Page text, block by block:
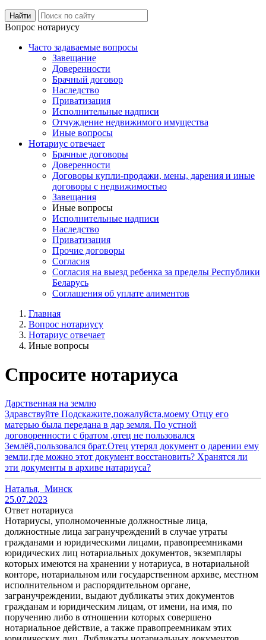
Вопрос нотариусу
Часто задаваемые вопросы
Завещание
Доверенности
Брачный договор
Наследство
Приватизация
Исполнительные надписи
Отчуждение недвижимого имущества
Иные вопросы
Нотариус отвечает
Брачные договоры
Доверенности
Договоры купли-продажи, мены, дарения и иные
договоры с недвижимостью
Завещания
Иные вопросы
Исполнительные надписи
Наследство
Приватизация
Прочие договоры
Согласия
Согласия на выезд ребенка за пределы Республики
Беларусь
Соглашения об уплате алиментов
Главная
Вопрос нотариусу
Нотариус отвечает
Иные вопросы
Спросите нотариуса
Дарственная на землю
Здравствуйте Подскажите,пожалуйста,моему Отцу его
матерью была передана в дар земля. По устной
договоренности с братом ,отец не пользовался
Землёй,пользовался брат.Отец утерял документ о дарении ему
земли,где можно этот документ восстановить? Хранятся ли
эти документы в архиве натариуса?
Наталья, Минск
25.07.2023
Ответ нотариуса
Нотариусы, уполномоченные должностные лица,
должностные лица загранучреждений в случае утраты
гражданами и юридическими лицами, правопреемниками
юридических лиц нотариальных документов, экземпляры
которых имеются на хранении у нотариуса, в нотариальной
конторе, нотариальном или государственном архиве, местном
исполнительном и распорядительном органе,
загранучреждении, выдают дубликаты этих документов
гражданам и юридическим лицам, от имени, на имя, по
поручению либо в отношении которых совершено
нотариальное действие, а также правопреемникам этих